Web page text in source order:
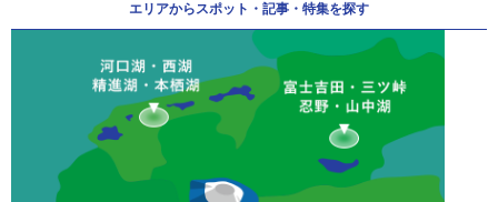
エリアからスポット・記事・特集を探す